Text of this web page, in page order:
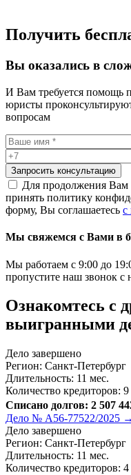
Получить
Вы оказались в
И Вам требуется помощь
юристы
вопросам
Запросить консультацию
Для продолжения Вам
принять политику
форму, Вы соглашаетесь с
Мы свяжемся с Вами в
Мы работаем с 9:00 до
пропустите наш звонок с
Ознакомтесь c
выигранными
Дело завершено
Регион: Санкт-Петербург
Длительность: 11 мес.
Количество кредиторов: 9
Списано долгов: 2 507
Дело № А56-77522/2025 →
Дело завершено
Регион: Санкт-Петербург
Длительность: 11 мес.
Количество кредиторов: 4